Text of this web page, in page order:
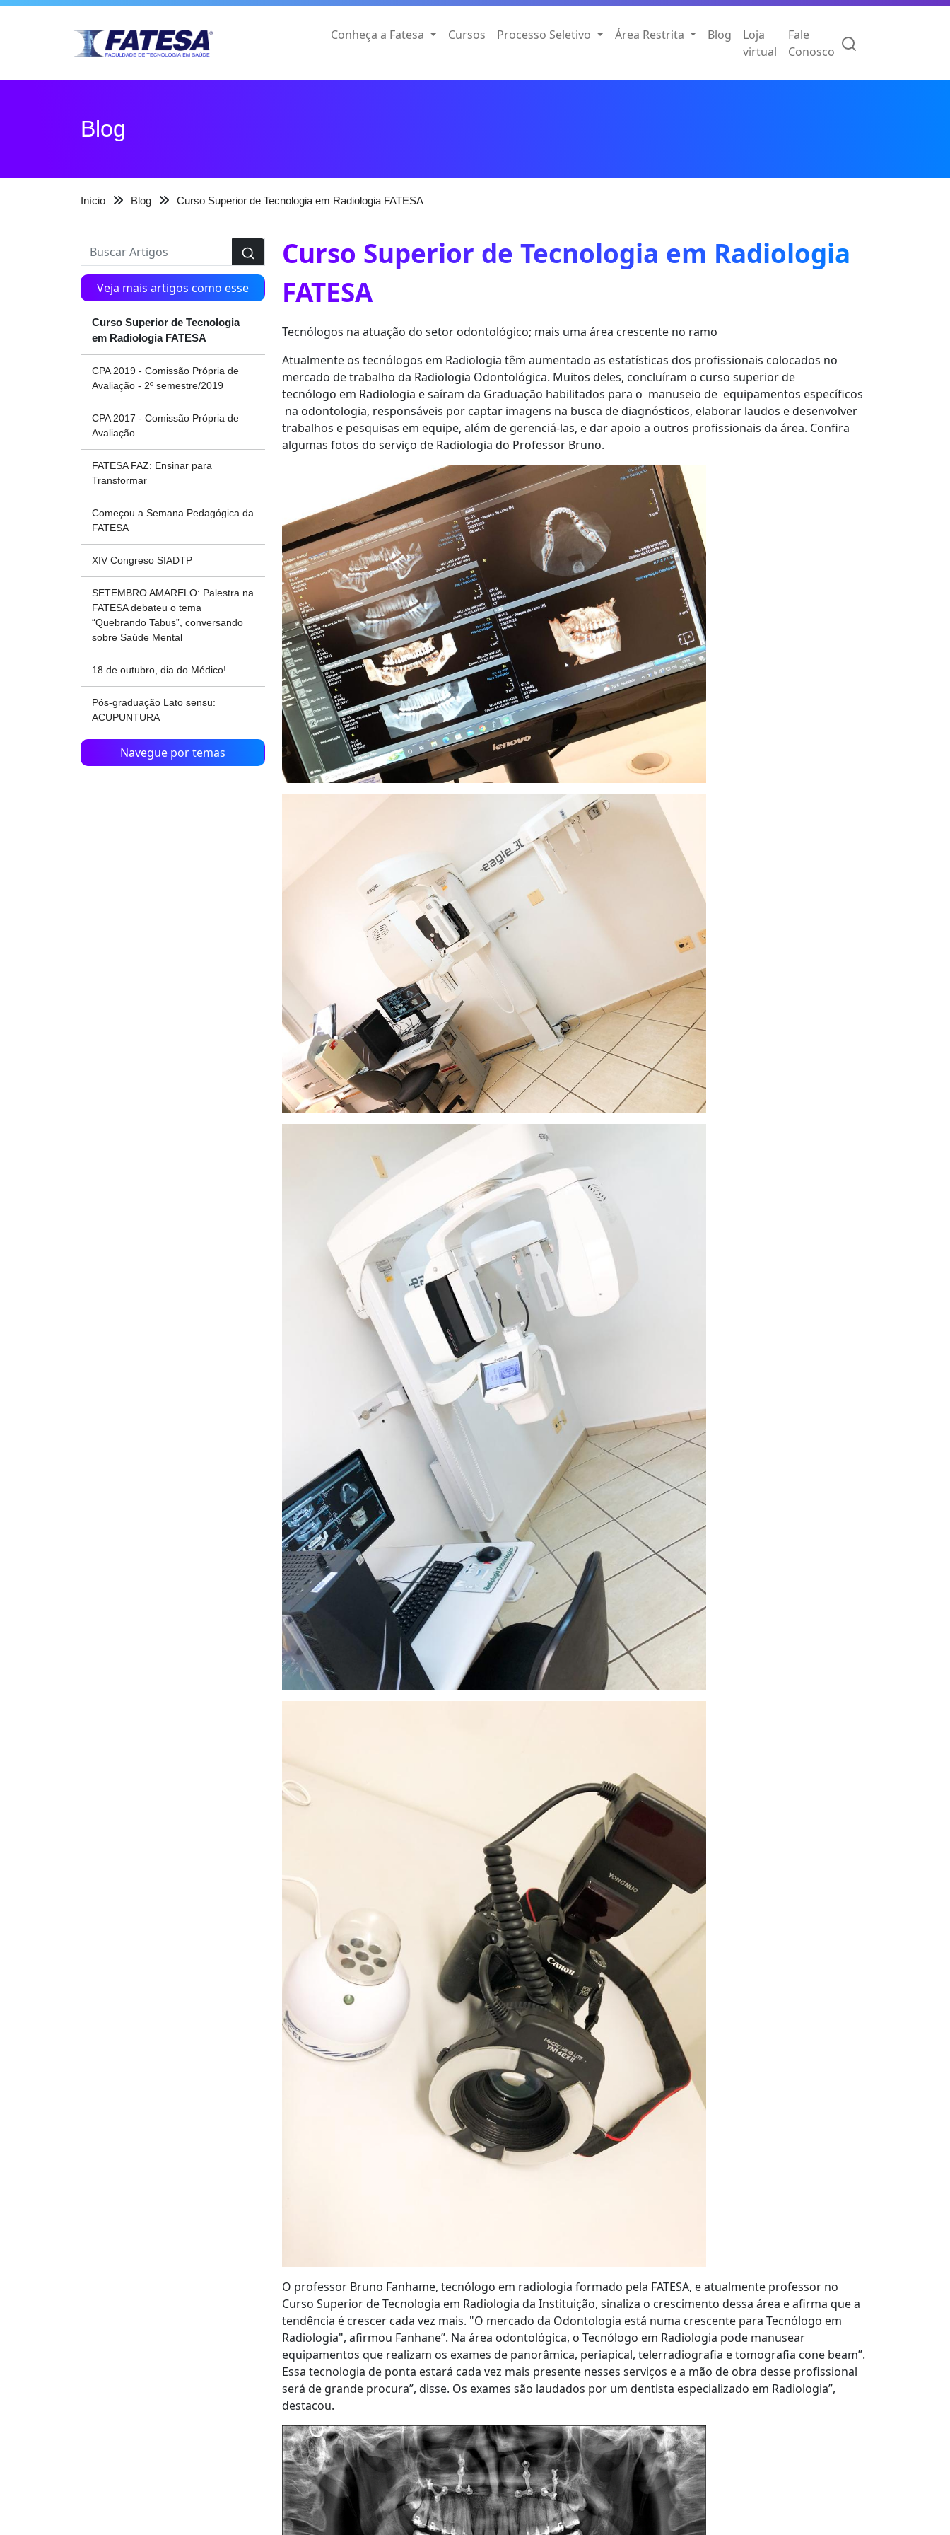
Conheça a Fatesa Cursos Processo Seletivo Área Restrita Blog
Loja
virtual
Fale
Conosco
Blog
Início Blog Curso Superior de Tecnologia em Radiologia FATESA
Veja mais artigos como esse
Curso Superior de Tecnologia
em Radiologia FATESA
CPA 2019 - Comissão Própria de
Avaliação - 2º semestre/2019
CPA 2017 - Comissão Própria de
Avaliação
FATESA FAZ: Ensinar para
Transformar
Começou a Semana Pedagógica da
FATESA
XIV Congreso SIADTP
SETEMBRO AMARELO: Palestra na
FATESA debateu o tema
“Quebrando Tabus”, conversando
sobre Saúde Mental
18 de outubro, dia do Médico!
Pós-graduação Lato sensu:
ACUPUNTURA
Navegue por temas
Curso Superior de Tecnologia em Radiologia
FATESA
Tecnólogos na atuação do setor odontológico; mais uma área crescente no ramo
Atualmente os tecnólogos em Radiologia têm aumentado as estatísticas dos profissionais colocados no
mercado de trabalho da Radiologia Odontológica. Muitos deles, concluíram o curso superior de
tecnólogo em Radiologia e saíram da Graduação habilitados para o manuseio de equipamentos específicos
na odontologia, responsáveis por captar imagens na busca de diagnósticos, elaborar laudos e desenvolver
trabalhos e pesquisas em equipe, além de gerenciá-las, e dar apoio a outros profissionais da área. Confira
algumas fotos do serviço de Radiologia do Professor Bruno.
O professor Bruno Fanhame, tecnólogo em radiologia formado pela FATESA, e atualmente professor no
Curso Superior de Tecnologia em Radiologia da Instituição, sinaliza o crescimento dessa área e afirma que a
tendência é crescer cada vez mais. "O mercado da Odontologia está numa crescente para Tecnólogo em
Radiologia", afirmou Fanhane”. Na área odontológica, o Tecnólogo em Radiologia pode manusear
equipamentos que realizam os exames de panorâmica, periapical, telerradiografia e tomografia cone beam”.
Essa tecnologia de ponta estará cada vez mais presente nesses serviços e a mão de obra desse profissional
será de grande procura”, disse. Os exames são laudados por um dentista especializado em Radiologia”,
destacou.